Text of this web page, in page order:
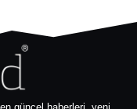
güncel haberleri, yeni